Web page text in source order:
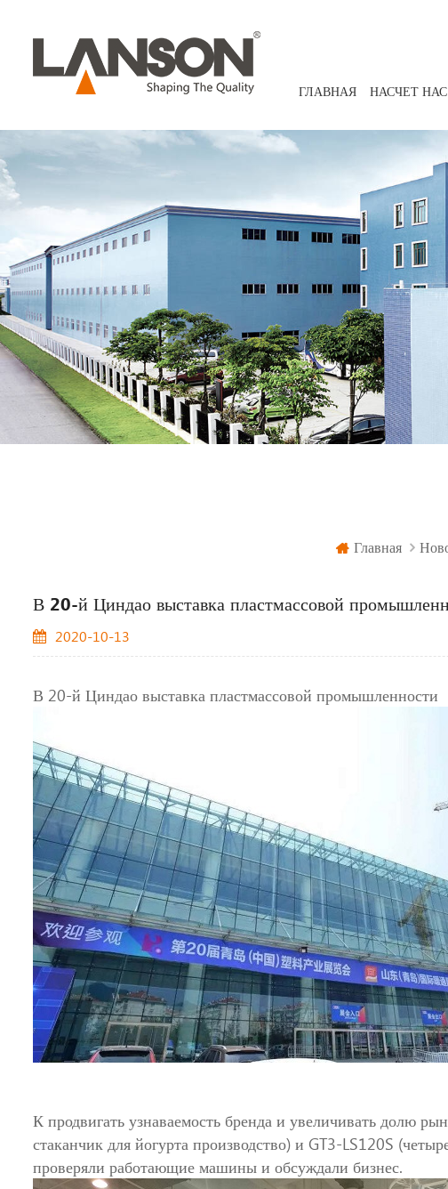
ГЛАВНАЯ НАСЧЕТ НАС
Главная
В 20-й Циндао выставка пластмассовой
2020-10-13
В 20-й Циндао выставка пластмассовой промышленности
К продвигать узнаваемость бренда и увеличивать долю
стаканчик для йогурта производство) и GT3-LS120S
проверяли работающие машины и обсуждали бизнес.